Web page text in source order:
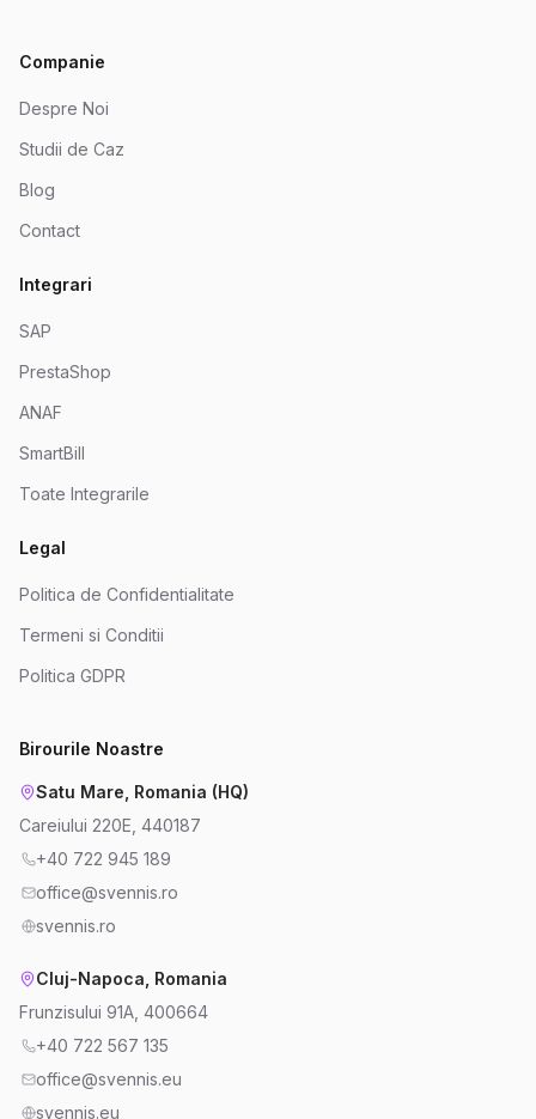
Companie
Despre Noi
Studii de Caz
Blog
Contact
Integrari
SAP
PrestaShop
ANAF
SmartBill
Toate Integrarile
Legal
Politica de Confidentialitate
Termeni si Conditii
Politica GDPR
Birourile Noastre
Satu Mare, Romania (HQ)
Careiului 220E, 440187
+40 722 945 189
office@svennis.ro
svennis.ro
Cluj-Napoca, Romania
Frunzisului 91A, 400664
+40 722 567 135
office@svennis.eu
svennis.eu